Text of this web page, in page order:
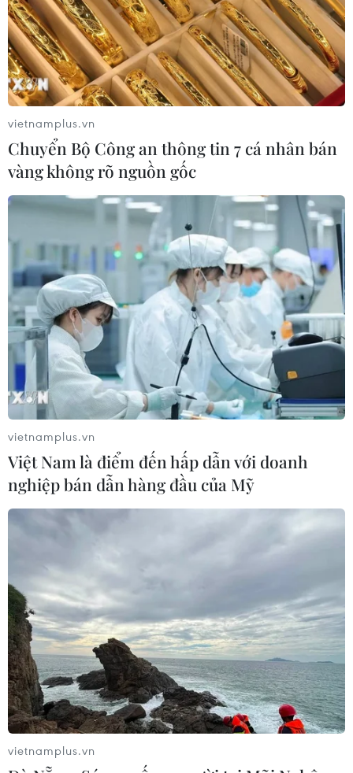
vietnamplus.vn
Chuyển Bộ Công an thông tin 7 cá nhân bán
vàng không rõ nguồn gốc
vietnamplus.vn
Việt Nam là điểm đến hấp dẫn với doanh
nghiệp bán dẫn hàng đầu của Mỹ
vietnamplus.vn